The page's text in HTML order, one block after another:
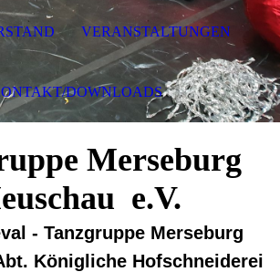
Merseburg
e.V.
- Tanzgruppe Merseburg
Königliche Hofschneiderei
VERANSTALTUNGEN
DOWNLOADS